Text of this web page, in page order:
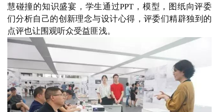
慧碰撞的知识盛宴，学生通过PPT，模型，图纸向评委
们分析自己的创新理念与设计心得，评委们精辟独到的
点评也让围观听众受益匪浅。